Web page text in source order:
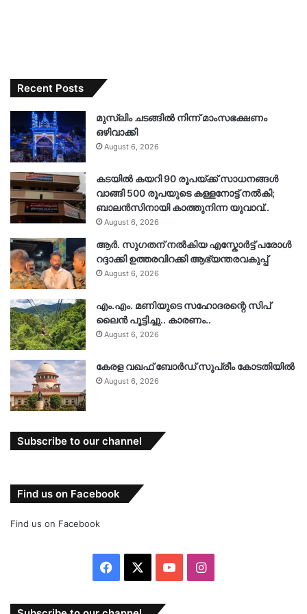
Recent Posts
മുസ്‌ലിം ചടങ്ങിൽ നിന്ന് മാംസഭക്ഷണം
ഒഴിവാക്കി
August 6, 2026
കടയിൽ കയറി 90 രൂപയ്ക്ക് സാധനങ്ങൾ
വാങ്ങി 500 രൂപയുടെ കള്ളനോട്ട് നൽകി;
ബാലൻസിനായി കാത്തുനിന്ന യുവാവ്..
August 6, 2026
ആർ. സു​ഗതന് നൽകിയ എസ്കോർട്ട് പരോൾ
റദ്ദാക്കി ഉത്തരവിറക്കി ആഭ്യന്തരവകുപ്പ്
August 6, 2026
എം.എം. മണിയുടെ സഹോദരന്റെ സിപ്
ലൈൻ പൂട്ടിച്ചു.. കാരണം..
August 6, 2026
കേരള വഖഫ് ബോർഡ് സുപ്രീം കോടതിയിൽ
August 6, 2026
Subscribe to our channel
Find us on Facebook
Find us on Facebook
Facebook YouTubeInstagram